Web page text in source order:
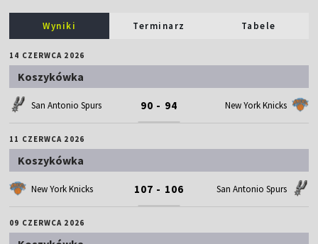
Wyniki Terminarz Tabele
14 CZERWCA 2026
Koszykówka
San Antonio Spurs 90 - 94 New York Knicks
11 CZERWCA 2026
Koszykówka
New York Knicks 107 - 106 San Antonio Spurs
09 CZERWCA 2026